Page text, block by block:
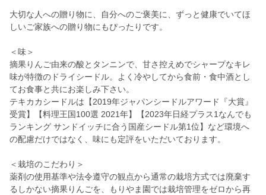
大切な人への贈り物に、自分へのご褒美に、ずっと健康でいてほ
しいご家族への贈り物にもぴったりです。
＜味＞
摘果りんご由来の酸とタンニンで、甘さ控えめでシャープなキレ
味が特徴のドライシードル。よく冷やしてから食前・食中酒とし
てお食事と共にお楽しみ下さい。
テキカカシードルは【2019年ジャパンシードルアワード『大賞』
受賞】【料理王国100選 2021年】【2023年日経プラス1なんでも
ランキング サンドイッチに合う国産シードル第1位】など環境へ
の配慮だけではなく、味にも定評をいただいております。
＜栽培のこだわり＞
薬剤の使用基準や法令遵守の観点から通常の栽培方式では廃棄す
るしかない摘果りんごを、もりやま園では栽培管理をゼロから再